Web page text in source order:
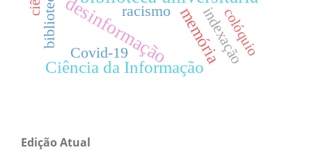
desinformação
Ciência da Informação
memória
racismo indexação
Covid-19 colóquio
Edição Atual